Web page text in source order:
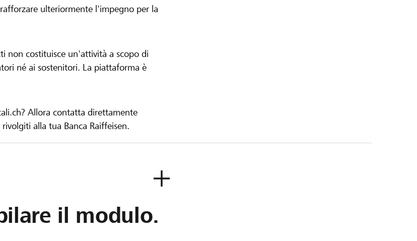
ulteriormente l'impegno per la
non costituisce un'attività a scopo di
né ai sostenitori. La piattaforma è
Allora contatta direttamente
alla tua Banca Raiffeisen.
il modulo.